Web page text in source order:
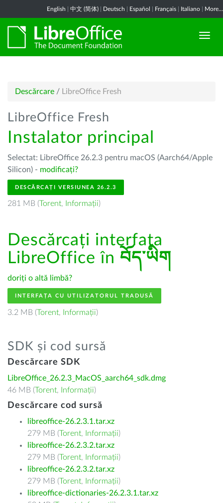
English 中文 (简体) Deutsch Español Français Italiano More...
Descărcare / LibreOffice Fresh
LibreOffice Fresh
Instalator principal
Selectat: LibreOffice 26.2.3 pentru macOS (Aarch64/Apple
Silicon) - modificați?
DESCĂRCAȚI VERSIUNEA 26.2.3
281 MB (Torent, Informații)
Descărcați interfața
LibreOffice în བོད་ཡིག
doriți o altă limbă?
INTERFAȚA CU UTILIZATORUL TRADUSĂ
3.2 MB (Torent, Informații)
SDK și cod sursă
Descărcare SDK
LibreOffice_26.2.3_MacOS_aarch64_sdk.dmg
46 MB (Torent, Informații)
Descărcare cod sursă
libreoffice-26.2.3.1.tar.xz
279 MB (Torent, Informații)
libreoffice-26.2.3.2.tar.xz
279 MB (Torent, Informații)
libreoffice-26.2.3.2.tar.xz
279 MB (Torent, Informații)
libreoffice-dictionaries-26.2.3.1.tar.xz